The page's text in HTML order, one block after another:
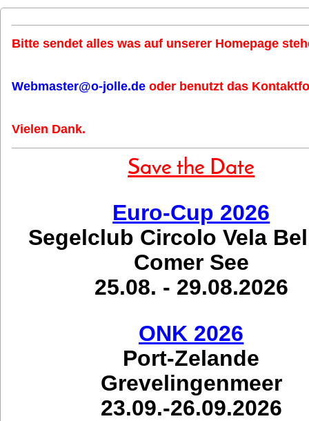
Bitte sendet alles was auf unserer Homepage
Webmaster@o-jolle.de oder benutzt das
Vielen Dank.
Save the Date
Euro-Cup 2026
Segelclub Circolo Vela
Comer See
25.08. - 29.08.2026
ONK 2026
Port-Zelande
Grevelingenmeer
23.09.-26.09.2026